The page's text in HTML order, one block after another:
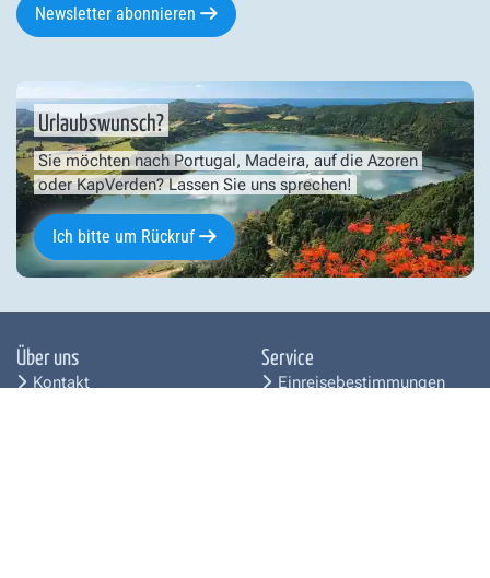
Newsletter abonnieren
Urlaubswunsch?
Sie möchten nach Portugal, Madeira, auf die Azoren
oder KapVerden? Lassen Sie uns sprechen!
Ich bitte um Rückruf
Über uns
Kontakt
Service
Einreisebestimmungen